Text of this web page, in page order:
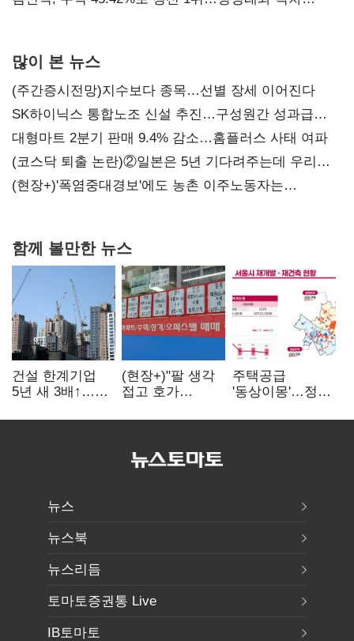
많이 본 뉴스
(주간증시전망)지수보다 종목…선별 장세 이어진다
SK하이닉스 통합노조 신설 추진…구성원간 성과급
불만 확산
대형마트 2분기 판매 9.4% 감소…홈플러스 사태 여파
(코스닥 퇴출 논란)②일본은 5년 기다려주는데 우리는
당장 퇴출?…시간만으론 부족한 코스닥 구하기
(현장+)'폭염중대경보'에도 농촌 이주노동자는
함께 볼만한 뉴스
건설 한계기업
5년 새 3배↑…
재무 부담 확대
(현장+)"팔 생각
접고 호가
똘똘한 한 채'
주택공급
'동상이몽'…정부
없으면 '공수표'
뉴스
뉴스북
뉴스리듬
토마토증권통 Live
IB토마토